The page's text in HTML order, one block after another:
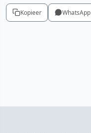
Kopieer WhatsApp